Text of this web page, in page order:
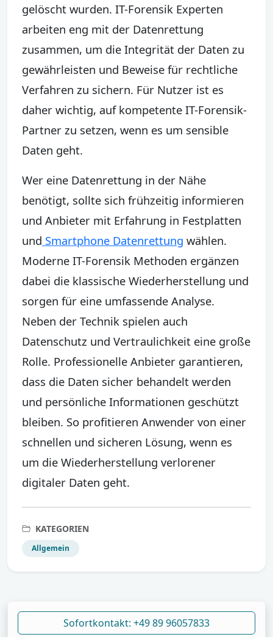
gelöscht wurden. IT-Forensik Experten
arbeiten eng mit der Datenrettung
zusammen, um die Integrität der Daten zu
gewährleisten und Beweise für rechtliche
Verfahren zu sichern. Für Nutzer ist es
daher wichtig, auf kompetente IT-Forensik-
Partner zu setzen, wenn es um sensible
Daten geht.
Wer eine Datenrettung in der Nähe
benötigt, sollte sich frühzeitig informieren
und Anbieter mit Erfahrung in Festplatten
und Smartphone Datenrettung wählen.
Moderne IT-Forensik Methoden ergänzen
dabei die klassische Wiederherstellung und
sorgen für eine umfassende Analyse.
Neben der Technik spielen auch
Datenschutz und Vertraulichkeit eine große
Rolle. Professionelle Anbieter garantieren,
dass die Daten sicher behandelt werden
und persönliche Informationen geschützt
bleiben. So profitieren Anwender von einer
schnellen und sicheren Lösung, wenn es
um die Wiederherstellung verlorener
digitaler Daten geht.
KATEGORIEN
Allgemein
Sofortkontakt: +49 89 96057833